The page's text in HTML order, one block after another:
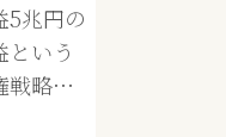
5兆円の
いう
戦略の